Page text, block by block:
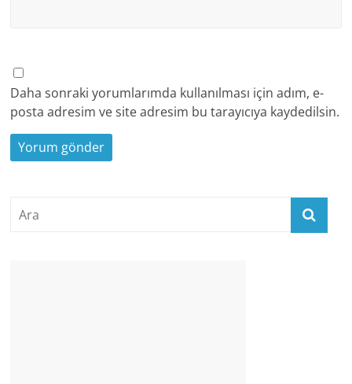
Daha sonraki yorumlarımda kullanılması için adım, e-
posta adresim ve site adresim bu tarayıcıya kaydedilsin.